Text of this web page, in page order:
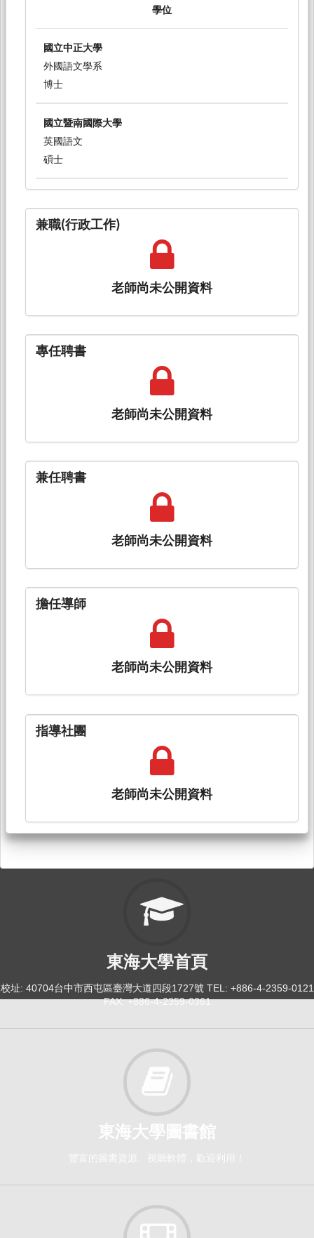
學位
國立中正大學
外國語文學系
博士
國立暨南國際大學
英國語文
碩士
兼職(行政工作)
老師尚未公開資料
專任聘書
老師尚未公開資料
兼任聘書
老師尚未公開資料
擔任導師
老師尚未公開資料
指導社團
老師尚未公開資料
東海大學首頁
校址: 40704台中市西屯區臺灣大道四段1727號 TEL: +886-4-2359-0121
FAX: +886-4-2359-0361
東海大學圖書館
豐富的圖書資源、視聽軟體，歡迎利用！